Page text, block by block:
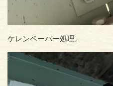
ケレンペーパー処理。